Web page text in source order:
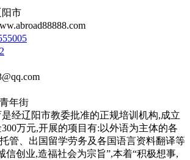
市
年街
经辽阳市教委批准的正规培训机构,成立
万元,开展的项目有:以外语为主体的各
管、出国留学劳务及各国语言资料翻译等
信创业,造福社会为宗旨”,本着“积极想事,